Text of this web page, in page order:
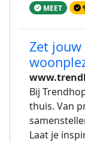
MEET
Zet
Bij
thuis. Van
Laat je